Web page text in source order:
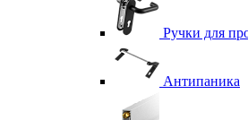
Ручки для
Антипаника